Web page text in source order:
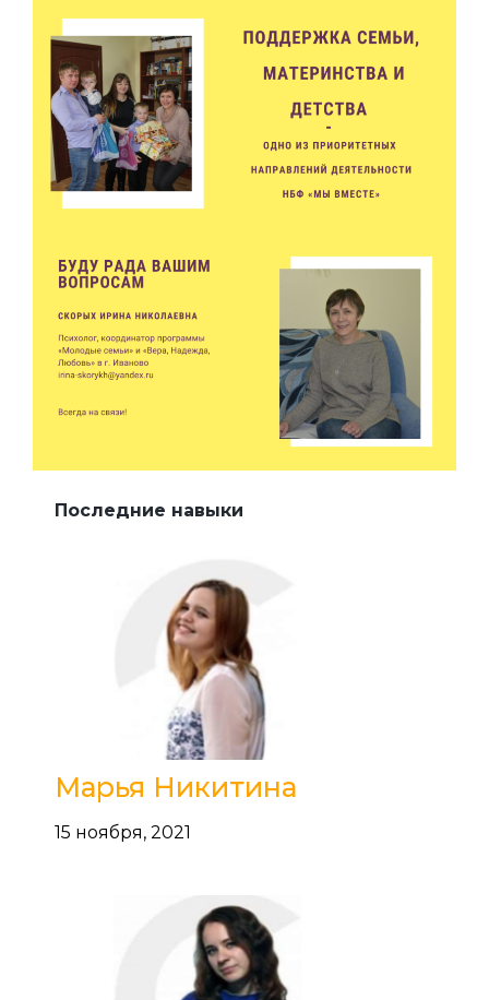
Последние навыки
Марья Никитина
15 ноября, 2021